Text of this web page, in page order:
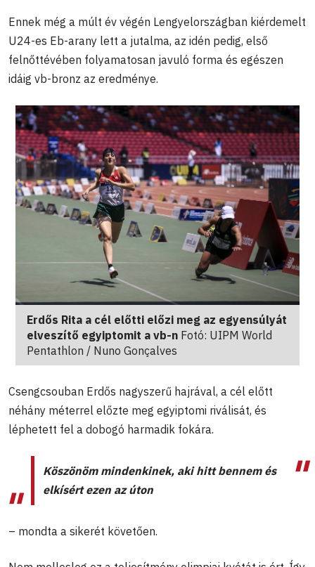
Ennek még a múlt év végén Lengyelországban kiérdemelt
U24-es Eb-arany lett a jutalma, az idén pedig, első
felnőttévében folyamatosan javuló forma és egészen
idáig vb-bronz az eredménye.
Erdős Rita a cél előtti előzi meg az egyensúlyát
elveszítő egyiptomit a vb-n Fotó: UIPM World
Pentathlon / Nuno Gonçalves
Csengcsouban Erdős nagyszerű hajrával, a cél előtt
néhány méterrel előzte meg egyiptomi riválisát, és
léphetett fel a dobogó harmadik fokára.
Köszönöm mindenkinek, aki hitt bennem és
elkísért ezen az úton
– mondta a sikerét követően.